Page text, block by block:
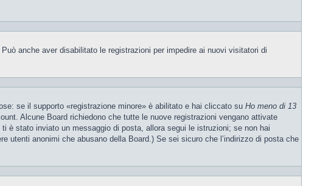
anche aver disabilitato le registrazioni per impedire ai nuovi visitatori di
se il supporto «registrazione minore» è abilitato e hai cliccato su Ho meno di 13
Alcune Board richiedono che tutte le nuove registrazioni vengano attivate
è stato inviato un messaggio di posta, allora segui le istruzioni; se non hai
utenti anonimi che abusano della Board.) Se sei sicuro che l’indirizzo di posta che